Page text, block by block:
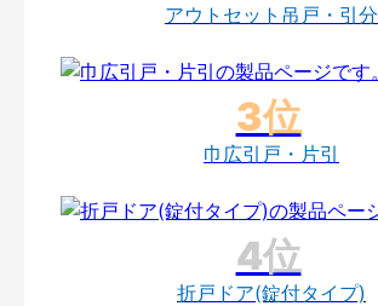
アウトセット吊戸・引分
巾広引戸・片引
折戸ドア(錠付タイプ)